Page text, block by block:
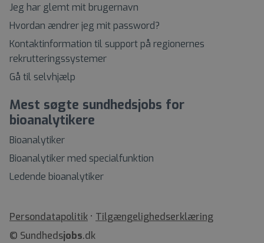
Jeg har glemt mit brugernavn
Hvordan ændrer jeg mit password?
Kontaktinformation til support på regionernes
rekrutteringssystemer
Gå til selvhjælp
Mest søgte sundhedsjobs for
bioanalytikere
Bioanalytiker
Bioanalytiker med specialfunktion
Ledende bioanalytiker
• Tilgængelighedserklæring
© Sundhedsjobs.dk